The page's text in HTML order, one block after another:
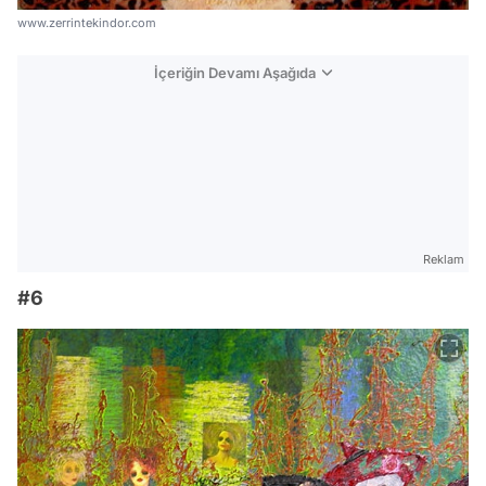
www.zerrintekindor.com
İçeriğin Devamı Aşağıda
Reklam
#6